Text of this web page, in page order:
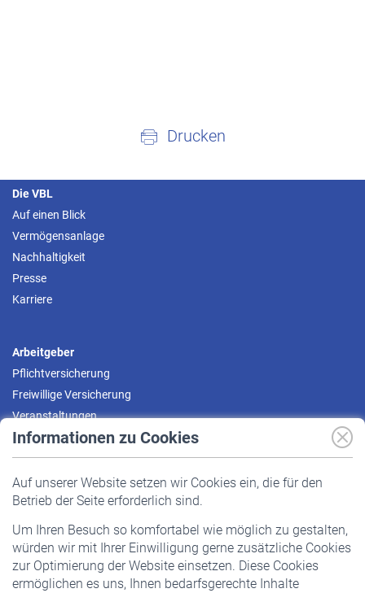
Informationen zu Cookies
Auf unserer Website setzen wir Cookies ein, die für den
Betrieb der Seite erforderlich sind.
Um Ihren Besuch so komfortabel wie möglich zu gestalten,
würden wir mit Ihrer Einwilligung gerne zusätzliche Cookies
zur Optimierung der Website einsetzen. Diese Cookies
ermöglichen es uns, Ihnen bedarfsgerechte Inhalte
Drucken
Die VBL
Auf einen Blick
Vermögensanlage
Nachhaltigkeit
Presse
Karriere
Arbeitgeber
Pflichtversicherung
Freiwillige Versicherung
Veranstaltungen
Pflichtversicherung
Staatliche Förderung
Veranstaltungen